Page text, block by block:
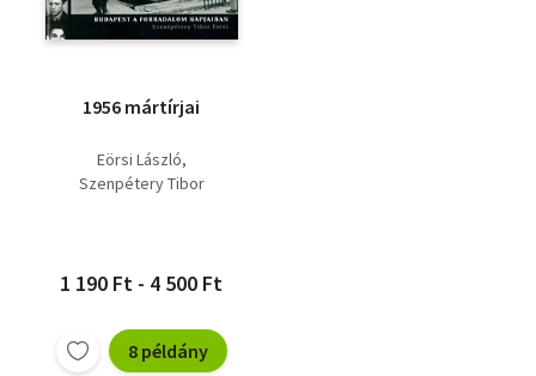
1956 mártírjai
Eörsi László
Szenpétery Tibor
1 190 Ft - 4 500 Ft
8 példány